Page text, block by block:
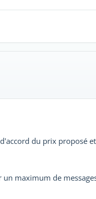
d'accord du prix proposé
maximum de